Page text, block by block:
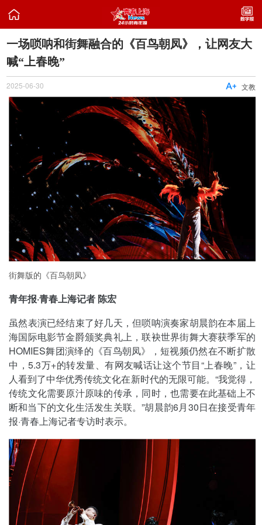

一场唢呐和街舞融合的《百鸟朝凤》，让网友大
喊“上春晚”
2025-06-30 文教

街舞版的《百鸟朝凤》
青年报·青春上海记者 陈宏
虽然表演已经结束了好几天，但唢呐演奏家胡晨韵在本届上
海国际电影节金爵颁奖典礼上，联袂世界街舞大赛获季军的
HOMIES舞团演绎的《百鸟朝凤》，短视频仍然在不断扩散
中，5.3万+的转发量、有网友喊话让这个节目“上春晚”，让
人看到了中华优秀传统文化在新时代的无限可能。“我觉得，
传统文化需要原汁原味的传承，同时，也需要在此基础上不
断和当下的文化生活发生关联。”胡晨韵6月30日在接受青年
报·青春上海记者专访时表示。